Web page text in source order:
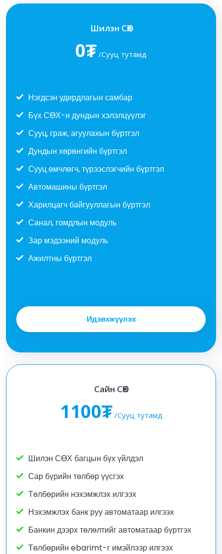
Шилэн СӨХ
0₮ /Сууц тутамд
Нэгдсэн удирдлагын самбар
Бүх СӨХ-н дундын хэлэлцүүлэг
Сууц, граж, агуулахын бүртгэл
Дундын хөрөнгийн бүртгэл
Сууц өмчлөгч, түрээслэгчийн бүртгэл
Автомашины бүртгэл
Харилцагч байгууллагын бүртгэл
Санал, гомдлын модуль
Зар мэдээний модуль
Ажилтны бүртгэл
Идэвхжүүлэх
Сайн СӨХ
1100₮ /Сууц тутамд
Шилэн СӨХ багцын бүх үйлдэл
Сар бүрийн төлбөр үүсгэх
Төлбөрийн нэхэмжлэх илгээх
Нэхэмжлэх банк руу автоматаар илгээх
Банкин дээрх төлөлтийг автоматаар бүртгэх
Төлбөрийн ebarimt-г имэйлээр илгээх